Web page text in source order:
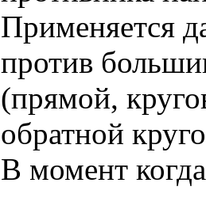
Применяется
против
(прямой,
обратной
В момент